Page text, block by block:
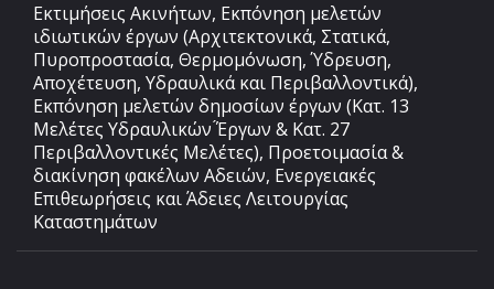
Εκτιμήσεις Ακινήτων, Εκπόνηση μελετών
ιδιωτικών έργων (Αρχιτεκτονικά, Στατικά,
Πυροπροστασία, Θερμομόνωση, Ύδρευση,
Αποχέτευση, Υδραυλικά και Περιβαλλοντικά),
Εκπόνηση μελετών δημοσίων έργων (Κατ. 13
Μελέτες Υδραυλικών ́Έργων & Κατ. 27
Περιβαλλοντικές Μελέτες), Προετοιμασία &
διακίνηση φακέλων Αδειών, Ενεργειακές
Επιθεωρήσεις και Άδειες Λειτουργίας
Καταστημάτων